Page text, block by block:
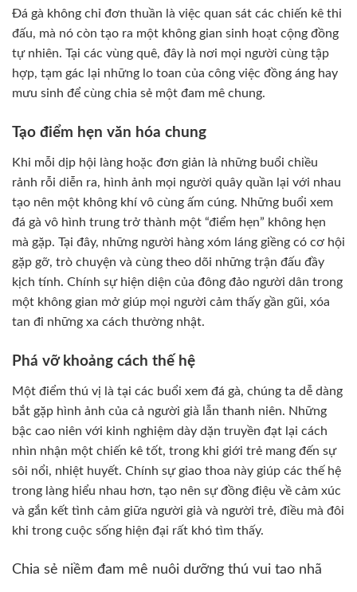
Đá gà không chỉ đơn thuần là việc quan sát các chiến kê thi
đấu, mà nó còn tạo ra một không gian sinh hoạt cộng đồng
tự nhiên. Tại các vùng quê, đây là nơi mọi người cùng tập
hợp, tạm gác lại những lo toan của công việc đồng áng hay
mưu sinh để cùng chia sẻ một đam mê chung.
Tạo điểm hẹn văn hóa chung
Khi mỗi dịp hội làng hoặc đơn giản là những buổi chiều
rảnh rỗi diễn ra, hình ảnh mọi người quây quần lại với nhau
tạo nên một không khí vô cùng ấm cúng. Những buổi xem
đá gà vô hình trung trở thành một “điểm hẹn” không hẹn
mà gặp. Tại đây, những người hàng xóm láng giềng có cơ hội
gặp gỡ, trò chuyện và cùng theo dõi những trận đấu đầy
kịch tính. Chính sự hiện diện của đông đảo người dân trong
một không gian mở giúp mọi người cảm thấy gần gũi, xóa
tan đi những xa cách thường nhật.
Phá vỡ khoảng cách thế hệ
Một điểm thú vị là tại các buổi xem đá gà, chúng ta dễ dàng
bắt gặp hình ảnh của cả người già lẫn thanh niên. Những
bậc cao niên với kinh nghiệm dày dặn truyền đạt lại cách
nhìn nhận một chiến kê tốt, trong khi giới trẻ mang đến sự
sôi nổi, nhiệt huyết. Chính sự giao thoa này giúp các thế hệ
trong làng hiểu nhau hơn, tạo nên sự đồng điệu về cảm xúc
và gắn kết tình cảm giữa người già và người trẻ, điều mà đôi
khi trong cuộc sống hiện đại rất khó tìm thấy.
Chia sẻ niềm đam mê nuôi dưỡng thú vui tao nhã